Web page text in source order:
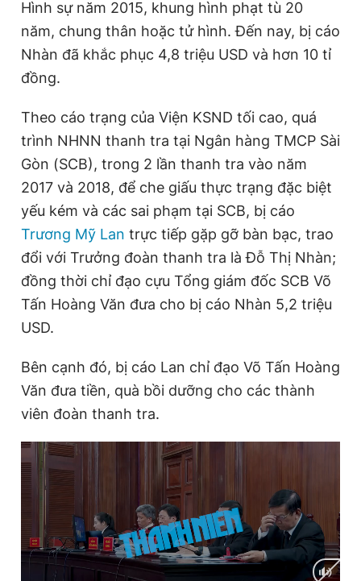
Giấy phép xuất bản số 110/GP - BTTTT cấp ngày 24.3.2020
© 2003-2026 Bản quyền thuộc về Báo Thanh Niên. Cấm sao
bản. Phát triển bởi ePi Technologies, JSC.
Hình sự năm 2015, khung hình phạt tù 20
năm, chung thân hoặc tử hình. Đến nay, bị cáo
Nhàn đã khắc phục 4,8 triệu USD và hơn 10 tỉ
đồng.
Theo cáo trạng của Viện KSND tối cao, quá
trình NHNN thanh tra tại Ngân hàng TMCP Sài
Gòn (SCB), trong 2 lần thanh tra vào năm
2017 và 2018, để che giấu thực trạng đặc biệt
yếu kém và các sai phạm tại SCB, bị cáo
Trương Mỹ Lan trực tiếp gặp gỡ bàn bạc, trao
đổi với Trưởng đoàn thanh tra là Đỗ Thị Nhàn;
đồng thời chỉ đạo cựu Tổng giám đốc SCB Võ
Tấn Hoàng Văn đưa cho bị cáo Nhàn 5,2 triệu
USD.
Bên cạnh đó, bị cáo Lan chỉ đạo Võ Tấn Hoàng
Văn đưa tiền, quà bồi dưỡng cho các thành
viên đoàn thanh tra.